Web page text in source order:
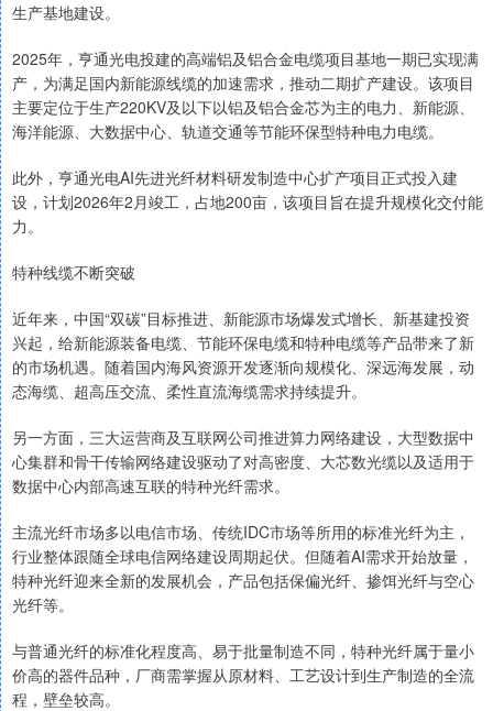
生产基地建设。
2025年，亨通光电投建的高端铝及铝合金电缆项目基地一期已实现满
产，为满足国内新能源线缆的加速需求，推动二期扩产建设。该项目
主要定位于生产220KV及以下以铝及铝合金芯为主的电力、新能源、
海洋能源、大数据中心、轨道交通等节能环保型特种电力电缆。
此外，亨通光电AI先进光纤材料研发制造中心扩产项目正式投入建
设，计划2026年2月竣工，占地200亩，该项目旨在提升规模化交付能
力。
特种线缆不断突破
近年来，中国“双碳”目标推进、新能源市场爆发式增长、新基建投资
兴起，给新能源装备电缆、节能环保电缆和特种电缆等产品带来了新
的市场机遇。随着国内海风资源开发逐渐向规模化、深远海发展，动
态海缆、超高压交流、柔性直流海缆需求持续提升。
另一方面，三大运营商及互联网公司推进算力网络建设，大型数据中
心集群和骨干传输网络建设驱动了对高密度、大芯数光缆以及适用于
数据中心内部高速互联的特种光纤需求。
主流光纤市场多以电信市场、传统IDC市场等所用的标准光纤为主，
行业整体跟随全球电信网络建设周期起伏。但随着AI需求开始放量，
特种光纤迎来全新的发展机会，产品包括保偏光纤、掺饵光纤与空心
光纤等。
与普通光纤的标准化程度高、易于批量制造不同，特种光纤属于量小
价高的器件品种，厂商需掌握从原材料、工艺设计到生产制造的全流
程，壁垒较高。